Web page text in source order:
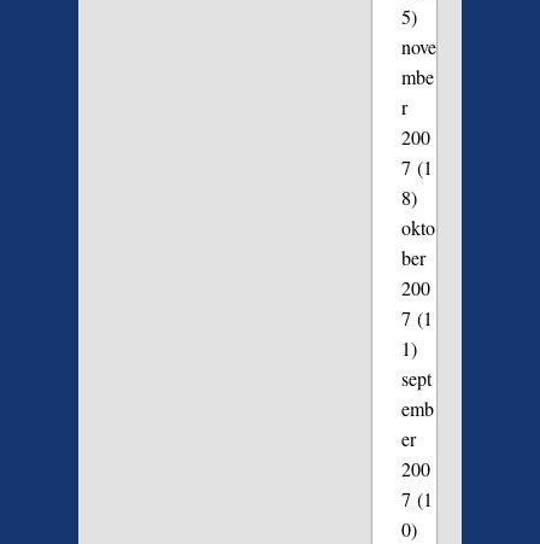
5)
nove
mbe
r
200
7 (1
8)
okto
ber
200
7 (1
1)
sept
emb
er
200
7 (1
0)